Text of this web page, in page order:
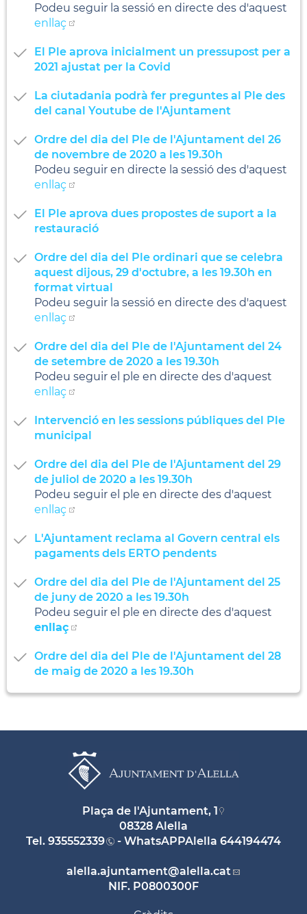
Podeu seguir la sessió en directe des d'aquest
enllaç
El Ple aprova inicialment un pressupost per a
2021 ajustat per la Covid
La ciutadania podrà fer preguntes al Ple des
del canal Youtube de l'Ajuntament
Ordre del dia del Ple de l'Ajuntament del 26
de novembre de 2020 a les 19.30h
Podeu seguir en directe la sessió des d'aquest
enllaç
El Ple aprova dues propostes de suport a la
restauració
Ordre del dia del Ple ordinari que se celebra
aquest dijous, 29 d'octubre, a les 19.30h en
format virtual
Podeu seguir la sessió en directe des d'aquest
enllaç
Ordre del dia del Ple de l'Ajuntament del 24
de setembre de 2020 a les 19.30h
Podeu seguir el ple en directe des d'aquest
enllaç
Intervenció en les sessions públiques del Ple
municipal
Ordre del dia del Ple de l'Ajuntament del 29
de juliol de 2020 a les 19.30h
Podeu seguir el ple en directe des d'aquest
enllaç
L'Ajuntament reclama al Govern central els
pagaments dels ERTO pendents
Ordre del dia del Ple de l'Ajuntament del 25
de juny de 2020 a les 19.30h
Podeu seguir el ple en directe des d'aquest
enllaç
Ordre del dia del Ple de l'Ajuntament del 28
de maig de 2020 a les 19.30h
Plaça de l'Ajuntament, 1
08328 Alella
Tel. 935552339 - WhatsAPPAlella 644194474
alella.ajuntament@alella.cat
NIF. P0800300F